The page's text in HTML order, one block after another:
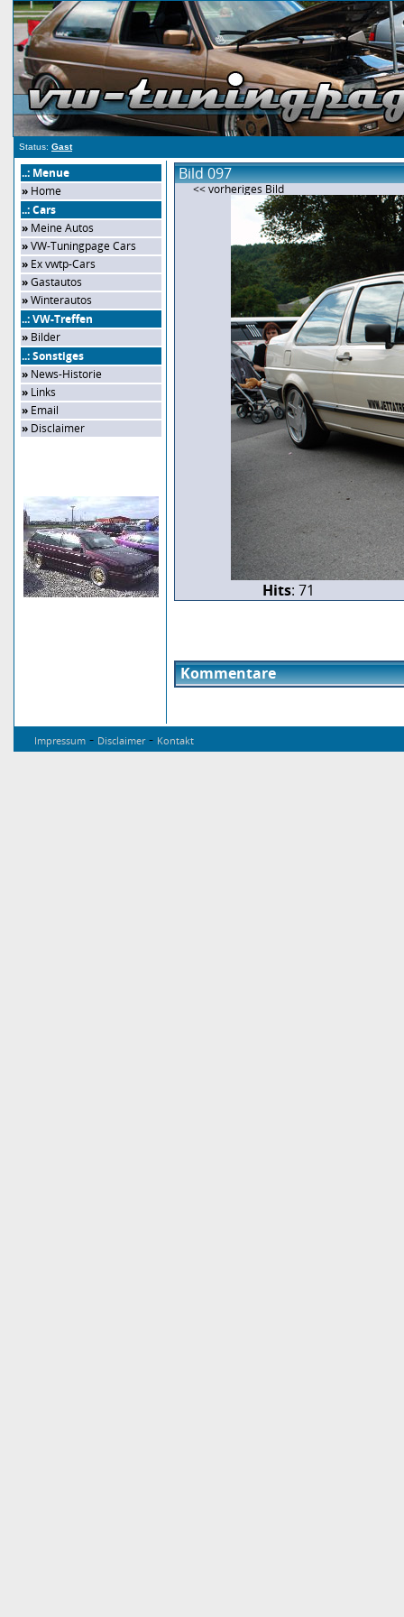
Status: Gast
..: Menue
» Home
..: Cars
» Meine Autos
»VW-Tuningpage Cars
» Ex vwtp-Cars
»Gastautos
»Winterautos
..: VW-Treffen
» Bilder
..: Sonstiges
» News-Historie
» Links
» Email
» Disclaimer
Bild 097
<< vorheriges Bild
Hits: 71
Kommentare
Impressum - Disclaimer- Kontakt